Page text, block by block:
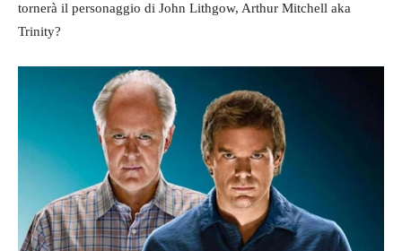
tornerà il personaggio di John Lithgow, Arthur Mitchell aka
Trinity?